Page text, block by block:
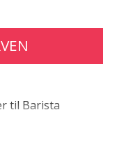
til Barista